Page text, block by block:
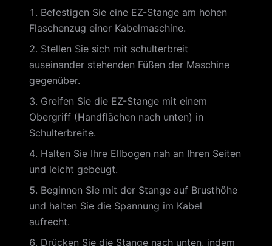
Befestigen Sie eine EZ-Stange am hohen
Flaschenzug einer Kabelmaschine.
Stellen Sie sich mit schulterbreit
auseinander stehenden Füßen der Maschine
gegenüber.
Greifen Sie die EZ-Stange mit einem
Obergriff (Handflächen nach unten) in
Schulterbreite.
Halten Sie Ihre Ellbogen nah an Ihren Seiten
und leicht gebeugt.
Beginnen Sie mit der Stange auf Brusthöhe
und halten Sie die Spannung im Kabel
aufrecht.
Drücken Sie die Stange nach unten, indem